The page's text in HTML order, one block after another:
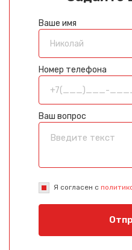
Ваше имя
Номер телефона
Ваш вопрос
Я согласен с